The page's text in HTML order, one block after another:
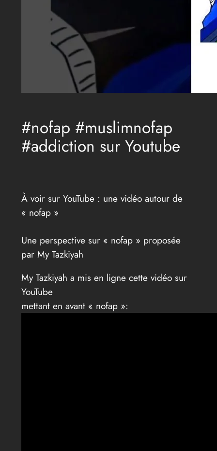
#nofap #muslimnofap
#addiction sur Youtube
À voir sur YouTube : une vidéo autour de
« nofap »
Une perspective sur « nofap » proposée
par My Tazkiyah
My Tazkiyah a mis en ligne cette vidéo sur
YouTube
mettant en avant « nofap »: